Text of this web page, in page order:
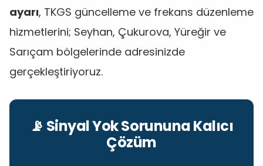
ayarı, TKGS güncelleme ve frekans düzenleme
hizmetlerini; Seyhan, Çukurova, Yüreğir ve
Sarıçam bölgelerinde adresinizde
gerçekleştiriyoruz.
📡 Sinyal Yok Sorununa Kalıcı
Çözüm